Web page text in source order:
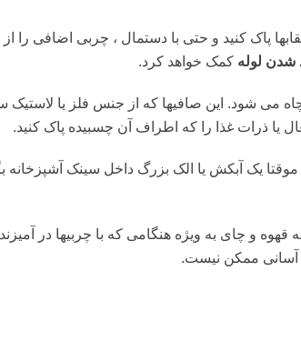
پاک کنید و حتی با دستمال ، چربی اضافی را از
شدن لوله کمک خواهد کرد.
می شود. این صافی‏ها که از جنس فلز یا لاستیک
یا ذرات غذا را که اطراف آن چسبیده پاک کنید.
یک آبکش یا الک بزرگ داخل سینک آشپزخانه
و چای به ویژه هنگامی که با چربی‏ها در
آسانی ممکن نیست.